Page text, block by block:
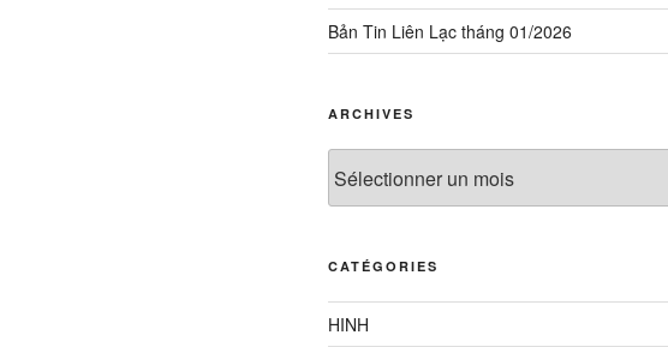
Bản Tin Liên Lạc tháng 01/2026
ARCHIVES
CATÉGORIES
HINH